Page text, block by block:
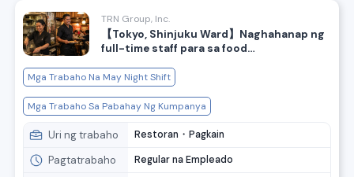
TRN Group, Inc.
【Tokyo, Shinjuku Ward】Naghahanap ng
full-time staff para sa food
Mga Trabaho Na May Night Shift
Mga Trabaho Sa Pabahay Ng Kumpanya
Uri ng trabaho Restoran・Pagkain
Pagtatrabaho Regular na Empleado